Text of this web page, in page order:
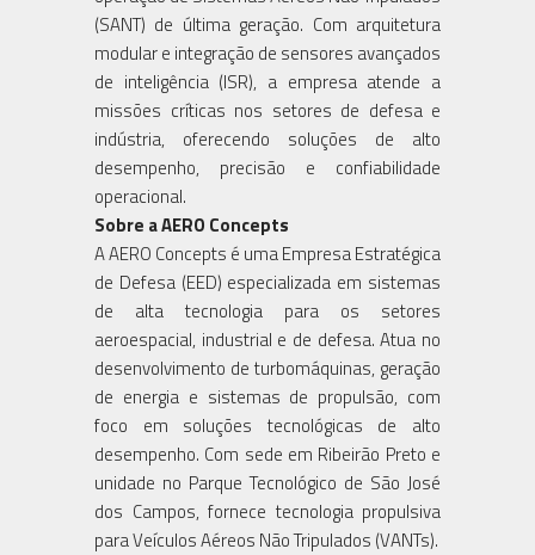
(SANT) de última geração. Com arquitetura
modular e integração de sensores avançados
de inteligência (ISR), a empresa atende a
missões críticas nos setores de defesa e
indústria, oferecendo soluções de alto
desempenho, precisão e confiabilidade
operacional.
Sobre a AERO Concepts
A AERO Concepts é uma Empresa Estratégica
de Defesa (EED) especializada em sistemas
de alta tecnologia para os setores
aeroespacial, industrial e de defesa. Atua no
desenvolvimento de turbomáquinas, geração
de energia e sistemas de propulsão, com
foco em soluções tecnológicas de alto
desempenho. Com sede em Ribeirão Preto e
unidade no Parque Tecnológico de São José
dos Campos, fornece tecnologia propulsiva
para Veículos Aéreos Não Tripulados (VANTs).